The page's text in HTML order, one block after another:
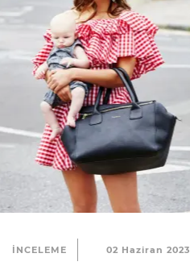
INCELEME 02 Haziran 2023